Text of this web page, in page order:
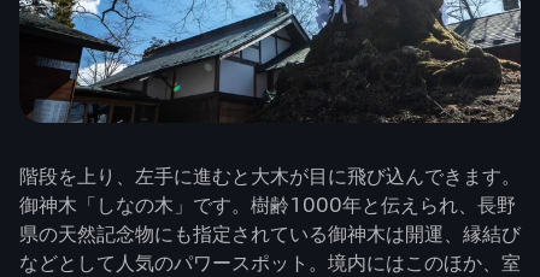
階段を上り、左手に進むと大木が目に飛び込んできます。
御神木「しなの木」です。樹齢1000年と伝えられ、長野
県の天然記念物にも指定されている御神木は開運、縁結び
などとして人気のパワースポット。境内にはこのほか、室